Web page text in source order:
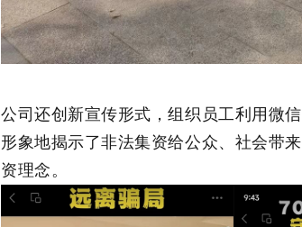
公司还创新宣传形式，组织员工利用微
形象地揭示了非法集资给公众、社会带
资理念。